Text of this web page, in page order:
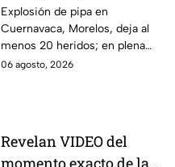
desesperación y el
llanto de un niño;
adultos desatan pelea
tras explosión de pipa
Explosión de pipa en
Cuernavaca, Morelos, deja al
menos 20 heridos; en plena
emergencia, dos hombres
06 agosto, 2026
Revelan VIDEO del